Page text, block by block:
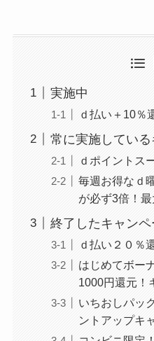
実施中
ｄ払い＋10％
常に実施してい
ｄポイントス
毎週お得なｄ
が必ず3倍！
終了したキャンペ
ｄ払い２０％
はじめてボー
1000円還元！
いちおしパッ
ントアップキ